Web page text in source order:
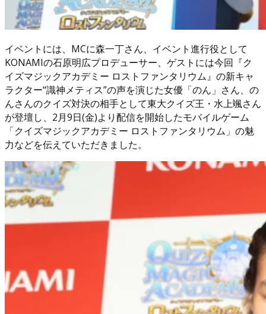
イベントには、MCに森一丁さん、イベント進行役として
KONAMIの石原明広プロデューサー、ゲストには今回『ク
イズマジックアカデミー ロストファンタリウム』の新キャ
ラクター“識神メティス”の声を演じた女優「のん」さん、の
んさんのクイズ対決の相手として東大クイズ王・水上颯さん
が登壇し、2月9日(金)より配信を開始したモバイルゲーム
「クイズマジックアカデミー ロストファンタリウム」の魅
力などを伝えていただきました。